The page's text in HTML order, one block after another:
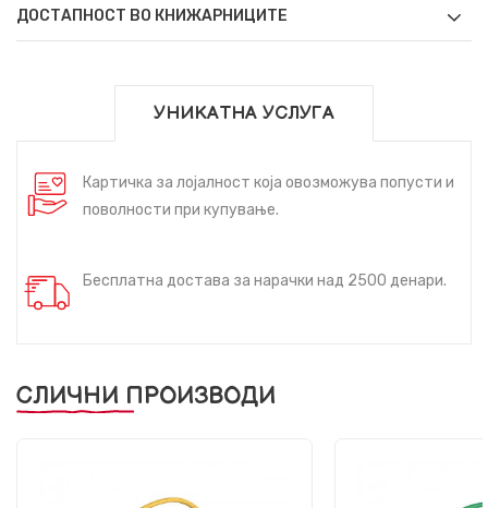
ДОСТАПНОСТ ВО КНИЖАРНИЦИТЕ
УНИКАТНА УСЛУГА
Картичка за лојалност која овозможува попусти и
поволности при купување.
Бесплатна достава за нарачки над 2500 денари.
СЛИЧНИ ПРОИЗВОДИ